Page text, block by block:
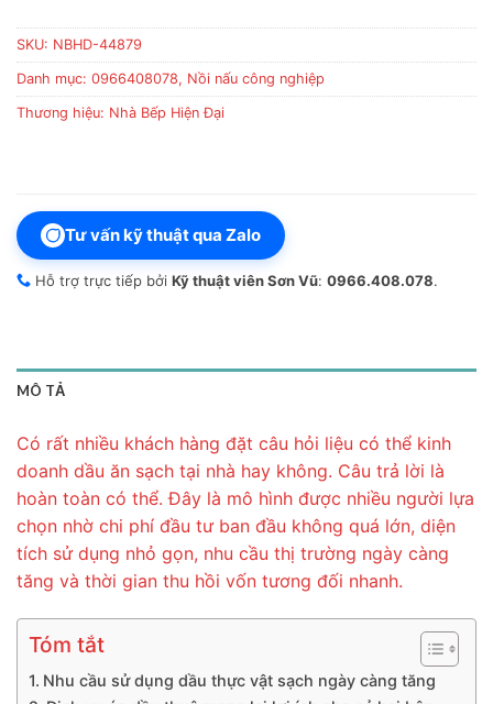
SKU: NBHD-44879
Danh mục: 0966408078, Nồi nấu công nghiệp
Thương hiệu: Nhà Bếp Hiện Đại
Tư vấn kỹ thuật qua Zalo
Hỗ trợ trực tiếp bởi Kỹ thuật viên Sơn Vũ: 0966.408.078.
MÔ TẢ
Có rất nhiều khách hàng đặt câu hỏi liệu có thể kinh
doanh dầu ăn sạch tại nhà hay không. Câu trả lời là
hoàn toàn có thể. Đây là mô hình được nhiều người lựa
chọn nhờ chi phí đầu tư ban đầu không quá lớn, diện
tích sử dụng nhỏ gọn, nhu cầu thị trường ngày càng
tăng và thời gian thu hồi vốn tương đối nhanh.
Tóm tắt
Nhu cầu sử dụng dầu thực vật sạch ngày càng tăng